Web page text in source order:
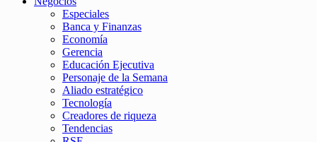
Especiales
Banca y Finanzas
Economía
Gerencia
Educación Ejecutiva
Personaje de la Semana
Aliado estratégico
Tecnología
Creadores de riqueza
Tendencias